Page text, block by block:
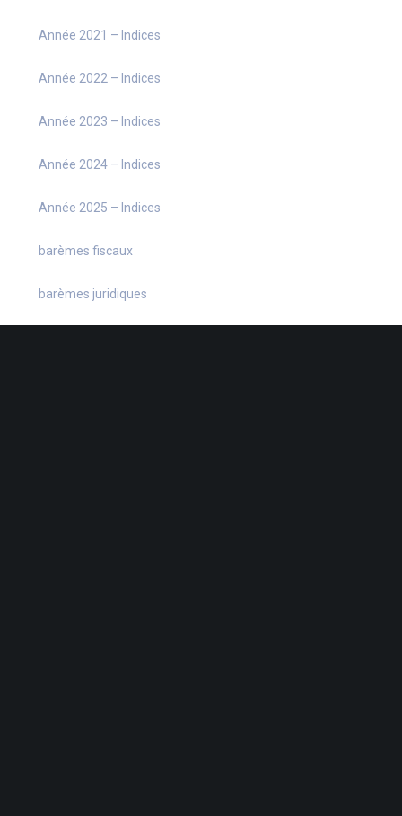
Année 2021 – Indices
Année 2022 – Indices
Année 2023 – Indices
Année 2024 – Indices
Année 2025 – Indices
barèmes fiscaux
barèmes juridiques